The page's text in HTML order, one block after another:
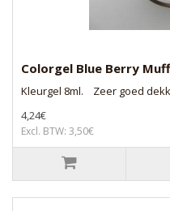
Colorgel Blue Berry
Kleurgel 8ml. Zeer goed
4,24€
Excl. BTW: 3,50€